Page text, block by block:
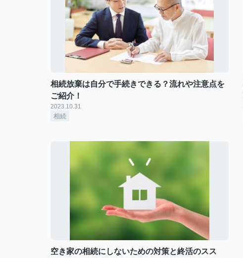
相続放棄は自分で手続きできる？流れや注意点を
ご紹介！
2023.10.31
相続
空き家の相続にしないための対策と終活のスス